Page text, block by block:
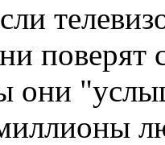
поверят
они